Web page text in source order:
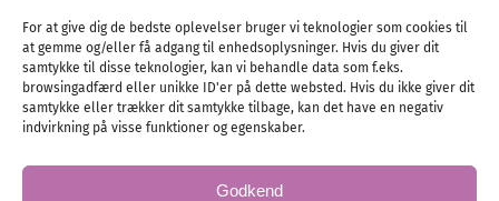
For at give dig de bedste oplevelser bruger vi teknologier som cookies til
at gemme og/eller få adgang til enhedsoplysninger. Hvis du giver dit
samtykke til disse teknologier, kan vi behandle data som f.eks.
browsingadfærd eller unikke ID'er på dette websted. Hvis du ikke giver dit
samtykke eller trækker dit samtykke tilbage, kan det have en negativ
indvirkning på visse funktioner og egenskaber.
Godkend